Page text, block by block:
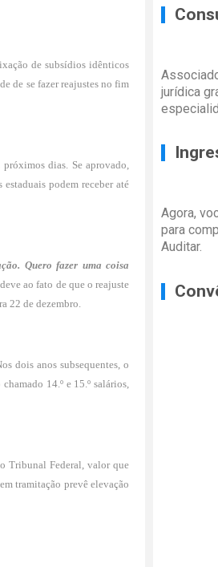
de subsídios idênticos
de se fazer reajustes no fim
dias. Se aprovado,
podem receber até
Quero fazer uma coisa
ao fato de que o reajuste
22 de dezembro.
dois anos subsequentes, o
14.º e 15.º salários,
Tribunal Federal, valor que
tramitação prevê elevação
jurídica
Agora,
para
Auditar.